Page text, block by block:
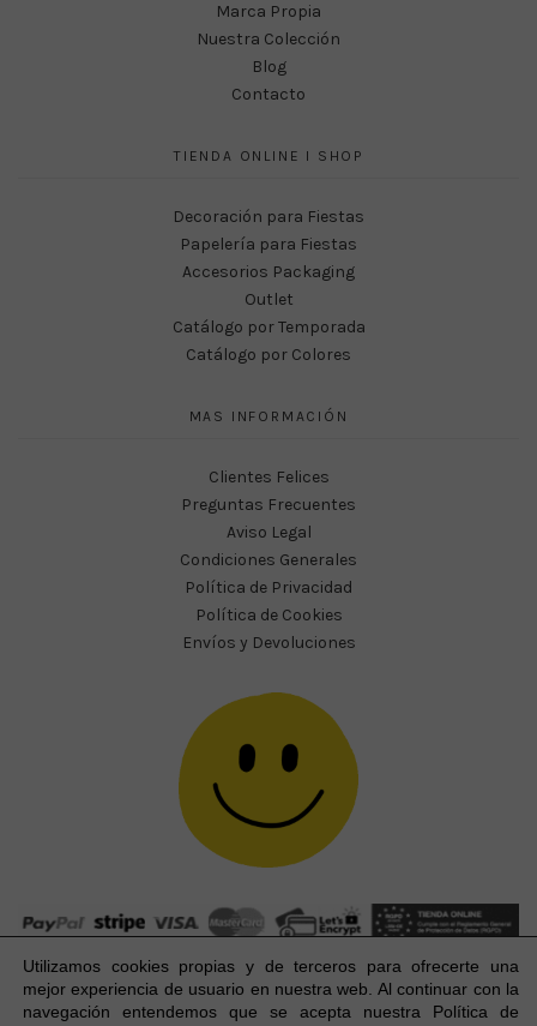
Marca Propia
Nuestra Colección
Blog
Contacto
TIENDA ONLINE I SHOP
Decoración para Fiestas
Papelería para Fiestas
Accesorios Packaging
Outlet
Catálogo por Temporada
Catálogo por Colores
MAS INFORMACIÓN
Clientes Felices
Preguntas Frecuentes
Aviso Legal
Condiciones Generales
Política de Privacidad
Política de Cookies
Envíos y Devoluciones
Utilizamos cookies propias y de terceros para ofrecerte una
mejor experiencia de usuario en nuestra web. Al continuar con la
navegación entendemos que se acepta nuestra Política de